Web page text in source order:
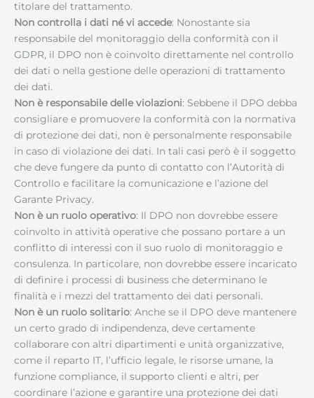
titolare del trattamento.
Non controlla i dati né vi accede: Nonostante sia
responsabile del monitoraggio della conformità con il
GDPR, il DPO non è coinvolto direttamente nel controllo
dei dati o nella gestione delle operazioni di trattamento
dei dati.
Non è responsabile delle violazioni: Sebbene il DPO debba
consigliare e promuovere la conformità con la normativa
di protezione dei dati, non è personalmente responsabile
in caso di violazione dei dati. In tali casi però è il soggetto
che deve fungere da punto di contatto con l’Autorità di
Controllo e facilitare la comunicazione e l’azione del
Garante Privacy.
Non è un ruolo operativo: Il DPO non dovrebbe essere
coinvolto in attività operative che possano portare a un
conflitto di interessi con il suo ruolo di monitoraggio e
consulenza. In particolare, non dovrebbe essere incaricato
di definire i processi di business che determinano le
finalità e i mezzi del trattamento dei dati personali.
Non è un ruolo solitario: Anche se il DPO deve mantenere
un certo grado di indipendenza, deve certamente
collaborare con altri dipartimenti e unità organizzative,
come il reparto IT, l’ufficio legale, le risorse umane, la
funzione compliance, il supporto clienti e altri, per
coordinare l’azione e garantire una protezione dei dati